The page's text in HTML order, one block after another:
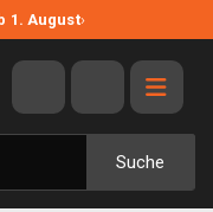
1. August›
Suche